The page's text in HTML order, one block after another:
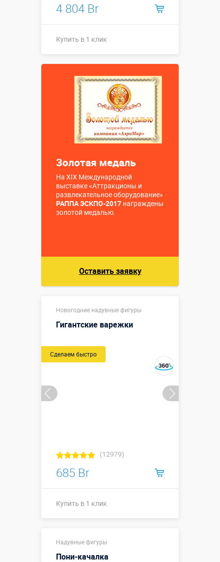
4 804 Br
Купить в 1 клик
Больше деталей →
Купить в 1 клик
Золотая медаль
На XIX Международной
выставке «Аттракционы и
развлекательное оборудование»
РАППА ЭСКПО-2017 награждены
золотой медалью.
Оставить заявку
Новогодние надувные фигуры
Гигантские варежки
Сделаем быстро
(12979)
685 Br
Купить в 1 клик
Надувные фигуры
Пони-качалка